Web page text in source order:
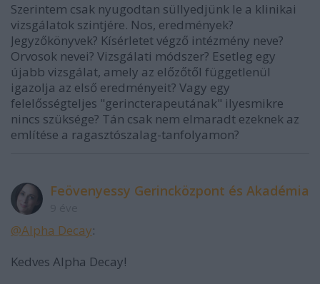
Szerintem csak nyugodtan süllyedjünk le a klinikai
vizsgálatok szintjére. Nos, eredmények?
Jegyzőkönyvek? Kísérletet végző intézmény neve?
Orvosok nevei? Vizsgálati módszer? Esetleg egy
újabb vizsgálat, amely az előzőtől függetlenül
igazolja az első eredményeit? Vagy egy
felelősségteljes "gerincterapeutának" ilyesmikre
nincs szüksége? Tán csak nem elmaradt ezeknek az
említése a ragasztószalag-tanfolyamon?
Feövenyessy Gerincközpont és Akadémia
@Alpha Decay:
Kedves Alpha Decay!